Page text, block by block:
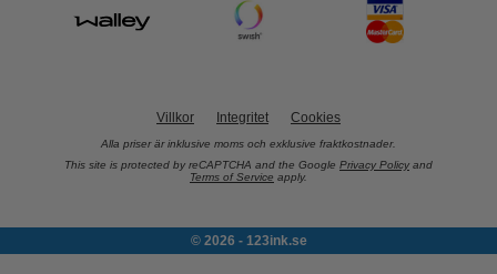
Villkor Integritet Cookies
Alla priser är inklusive moms och exklusive fraktkostnader.
This site is protected by reCAPTCHA and the Google Privacy Policy and
Terms of Service apply.
© 2026 - 123ink.se